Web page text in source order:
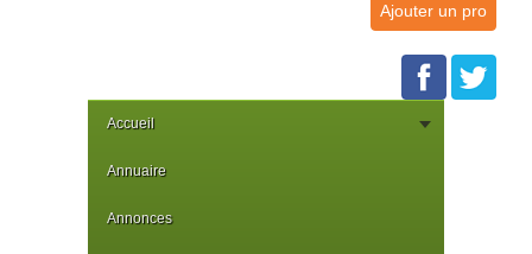
Ajouter un pro
Accueil
Annuaire
Annonces